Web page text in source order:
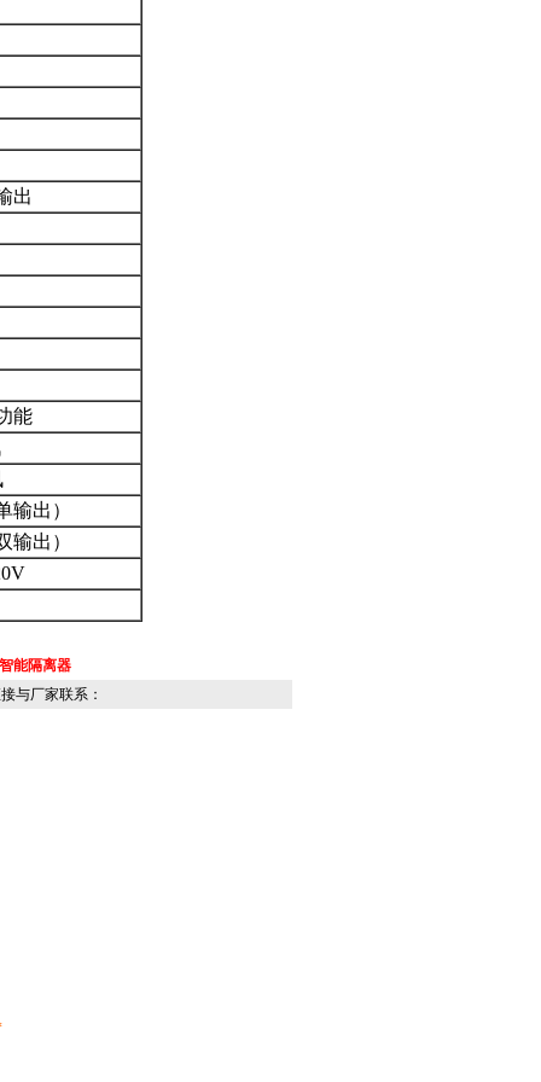
出
能
输出）
输出）
智能隔离器
与厂家联系：